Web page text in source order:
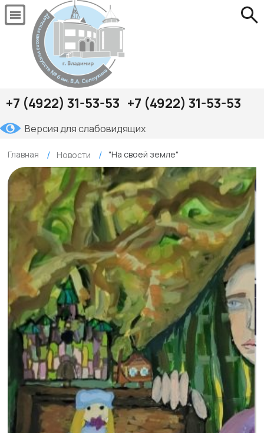
+7 (4922) 31-53-53 +7 (4922) 31-53-53
Версия для слабовидящих
Главная Новости "На своей земле"